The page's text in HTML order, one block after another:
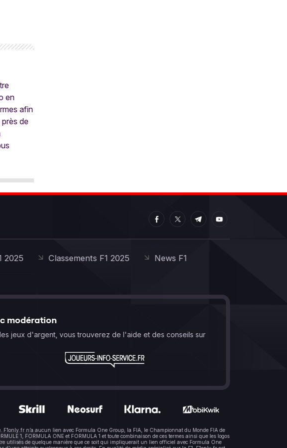
en
afin
de
2025 Classements F1 2025
News F1
modération
jeux d'argent, vous trouverez de l'aide et des conseils sur
n’a aucun lien avec Formula One Group, la FIA, le Championnat du Monde FIA de
1, FORMULA ONE et FORMULA 1 et toute combinaison de ces termes ainsi que les logos
utilisés de quelque manière que ce soit qui impliquerait un lien officiel avec Formula One